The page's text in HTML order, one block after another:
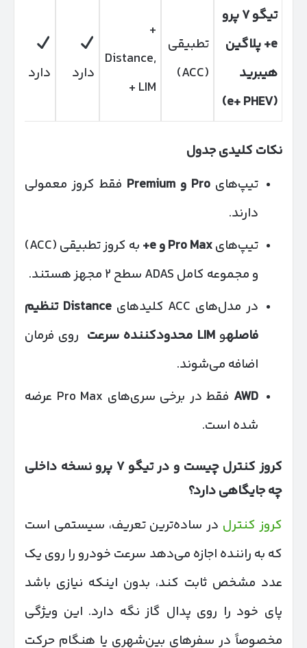
تیگو۷پرو
e+ پلاگین
هیبرید
(e+ PHEV)
تطبیقی
(ACC)
+
Distance,
+ LIM
دارد دارد
نکات کلیدی جدول
تیپ‌های Pro و
فقط کروز معمولی
دارند.
تیپ‌هایPro Maxو
به کروز تطبیقی (ACC)
و مجموعه کامل ADAS سطح ۲ مجهز هستند.
در مدل‌های ACC کلیدهای
Distance تنظیم
فاصلهوLIM محدودکننده سرعت روی فرمان
اضافه می‌شوند.
AWD
فقط در برخی سری‌های Pro Max عرضه
شده است.
کروز کنترل چیست و در تیگو۷ پرو نسخه داخلی
چه جایگاهی دارد؟
کروز کنترل در ساده‌ترین تعریف، سیستمی است
که به راننده اجازه می‌دهد سرعت خودرو را روی یک
عدد مشخص ثابت کند، بدون اینکه نیازی باشد
پای خود را روی پدال گاز نگه دارد. این ویژگی
مخصوصاً در سفرهای بین‌شهری یا هنگام حرکت